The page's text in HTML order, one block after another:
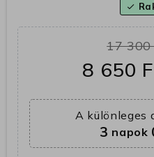
check
17
8 650
A különleges
3 napok